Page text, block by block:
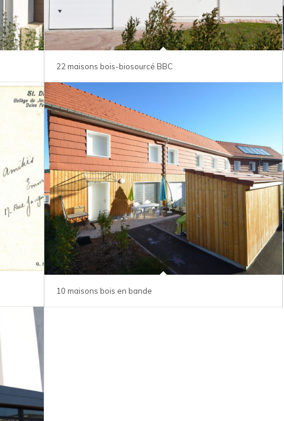
22 maisons bois-biosourcé BBC
10 maisons bois en bande